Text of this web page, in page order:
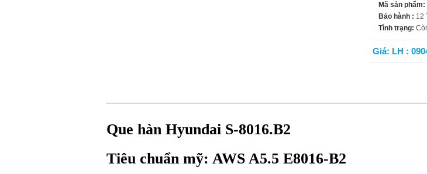
Mã sản phẩm:
Bảo hành : 12
Tình trạng:
Giá: LH :
Que hàn Hyundai S-8016.B2
Tiêu chuẩn mỹ: AWS A5.5 E8016-B2